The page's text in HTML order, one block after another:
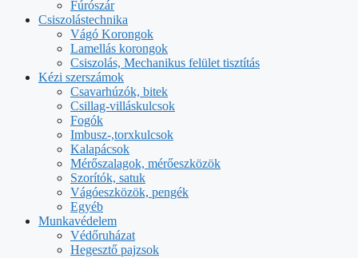
Fúrószár
Csiszolástechnika
Vágó Korongok
Lamellás korongok
Csiszolás, Mechanikus felület tisztítás
Kézi szerszámok
Csavarhúzók, bitek
Csillag-villáskulcsok
Fogók
Imbusz-,torxkulcsok
Kalapácsok
Mérőszalagok, mérőeszközök
Szorítók, satuk
Vágóeszközök, pengék
Egyéb
Munkavédelem
Védőruházat
Hegesztő pajzsok